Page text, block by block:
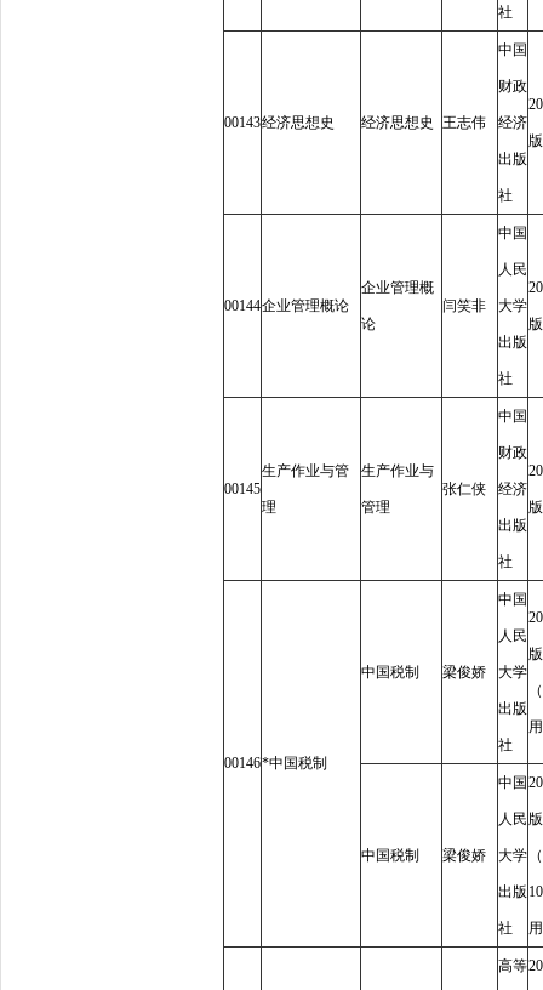
社
00143经济思想史 经济思想史 王志伟
中国
财政
经济
出版
社
版
00144企业管理概论
企业管理概
论
闫笑非
中国
人民
大学
出版
社
版
00145
生产作业与管
理
生产作业与
管理
张仁侠
中国
财政
经济
出版
社
版
00146*中国税制
中国税制 梁俊娇
中国
人民
大学
出版
社
版
（
中国税制 梁俊娇
中国
人民
大学
出版
社
版
10
高等